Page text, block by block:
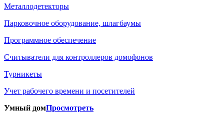
Металлодетекторы
Парковочное оборудование, шлагбаумы
Программное обеспечение
Считыватели для контроллеров домофонов
Турникеты
Учет рабочего времени и посетителей
Умный домПросмотреть